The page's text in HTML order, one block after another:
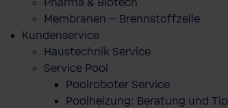
Pharma & Biotech
Membranen – Brennstoffzelle
Kundenservice
Haustechnik Service
Service Pool
Poolroboter Service
Poolheizung: Beratung und